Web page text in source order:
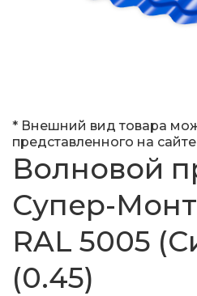
* Внешний вид товара
представленного на сайте
Волновой
Супер-
RAL 5005
(0.45)